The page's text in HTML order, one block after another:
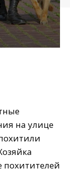
на улице